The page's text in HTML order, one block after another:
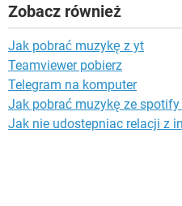
Zobacz również
Jak pobrać muzykę z yt
Teamviewer pobierz
Telegram na komputer
Jak pobrać muzykę ze spotify
Jak nie udostepniac relacji z